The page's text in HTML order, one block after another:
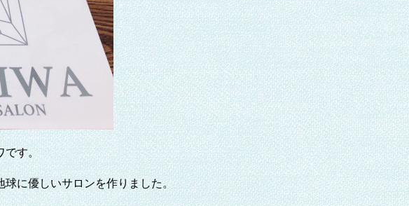
です。
球に優しいサロンを作りました。